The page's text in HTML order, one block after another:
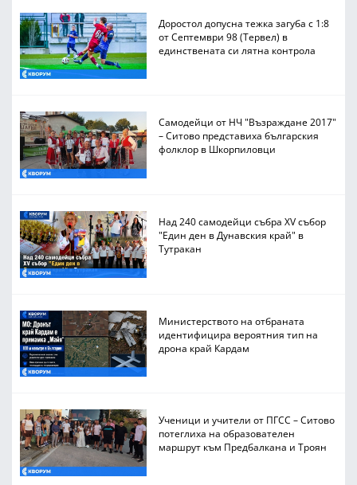
Доростол допусна тежка загуба с 1:8
от Септември 98 (Тервел) в
единствената си лятна контрола
Самодейци от НЧ "Възраждане 2017"
– Ситово представиха българския
фолклор в Шкорпиловци
Над 240 самодейци събра XV събор
"Един ден в Дунавския край" в
Тутракан
Министерството на отбраната
идентифицира вероятния тип на
дрона край Кардам
Ученици и учители от ПГСС – Ситово
потеглиха на образователен
маршрут към Предбалкана и Троян